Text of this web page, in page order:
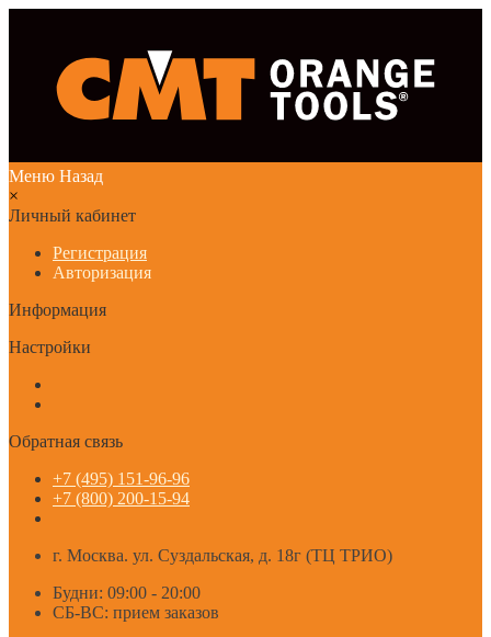
Меню Назад
×
Личный кабинет
Регистрация
Авторизация
Информация
Настройки
Обратная связь
+7 (495) 151-96-96
+7 (800) 200-15-94
г. Москва. ул. Суздальская, д. 18г (ТЦ ТРИО)
Будни: 09:00 - 20:00
СБ-ВС: прием заказов